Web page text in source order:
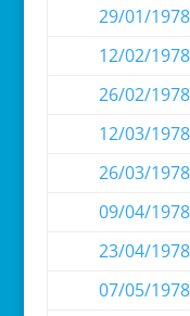
29/01/1978
12/02/1978
26/02/1978
12/03/1978
26/03/1978
09/04/1978
23/04/1978
07/05/1978